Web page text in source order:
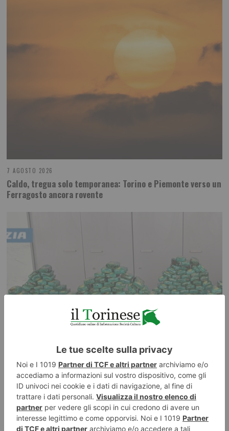
7 AGOSTO 2026
Caldo, tregua solo temporanea: Torino e Piemonte verso un
Ferragosto ancora rovente
7 AGOSTO 2026
Spaccio: la polizia sequestra 33 kg di hashish